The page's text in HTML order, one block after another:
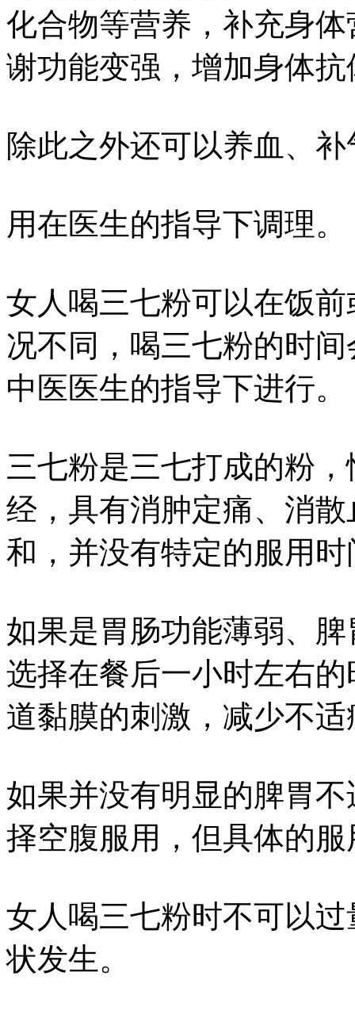
化合物等营养，补充身
谢功能变强，增加身体抗
除此之外还可以养血、
用在医生的指导下调理。
女人喝三七粉可以在饭
况不同，喝三七粉的时
中医医生的指导下进行。
三七粉是三七打成的粉
经，具有消肿定痛、消
和，并没有特定的服用
如果是胃肠功能薄弱、
选择在餐后一小时左右
道黏膜的刺激，减少不
如果并没有明显的脾胃
择空腹服用，但具体的
女人喝三七粉时不可以
状发生。